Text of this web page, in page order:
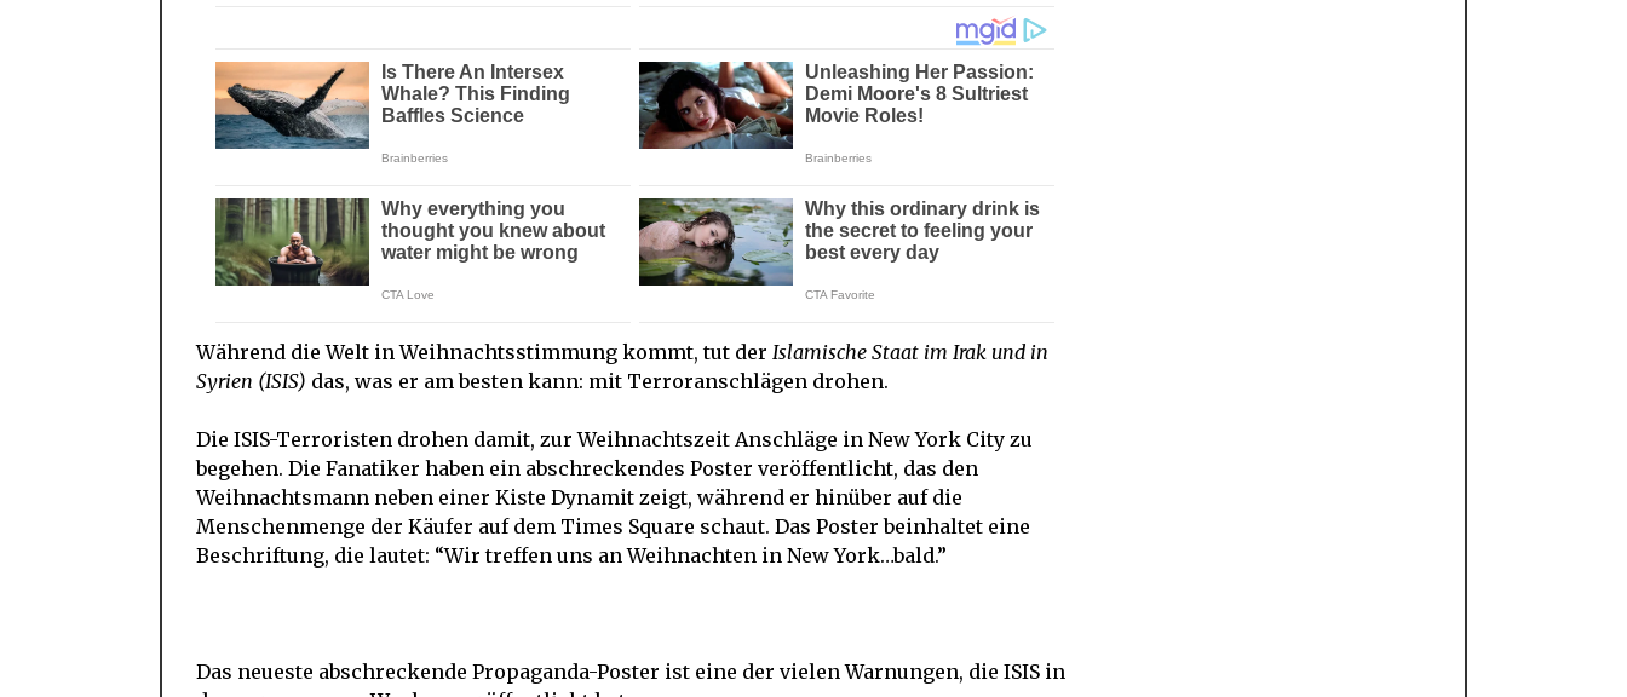
Während die Welt in Weihnachtsstimmung kommt, tut der Islamische Staat im Irak und in
Syrien (ISIS) das, was er am besten kann: mit Terroranschlägen drohen.
Die ISIS-Terroristen drohen damit, zur Weihnachtszeit Anschläge in New York City zu
begehen. Die Fanatiker haben ein abschreckendes Poster veröffentlicht, das den
Weihnachtsmann neben einer Kiste Dynamit zeigt, während er hinüber auf die
Menschenmenge der Käufer auf dem Times Square schaut. Das Poster beinhaltet eine
Beschriftung, die lautet: “Wir treffen uns an Weihnachten in New York…bald.”
Das neueste abschreckende Propaganda-Poster ist eine der vielen Warnungen, die ISIS in